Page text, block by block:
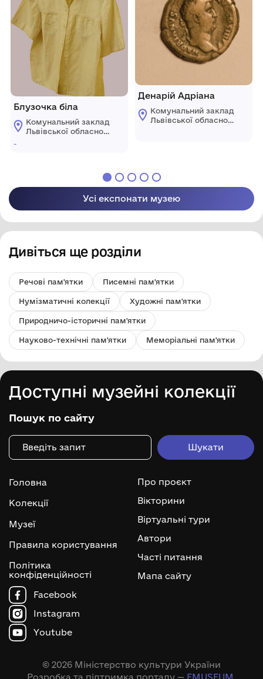
Блузочка біла
Комунальний заклад
Львівської обласної
-
Денарій Адріана
Комунальний заклад
Львівської обласної
Усі експонати музею
Дивіться ще розділи
Речові пам'ятки Писемні пам'ятки
Нумізматичні колекції Художні пам'ятки
Природничо-історичні пам'ятки
Науково-технічні пам'ятки Меморіальні пам'ятки
Доступні музейні колекції
Пошук по сайту
Головна
Колекції
Музеї
Правила користування
Політика
конфіденційності
Про проєкт
Вікторини
Віртуальні тури
Автори
Часті питання
Мапа сайту
Facebook
Instagram
Youtube
© 2026 Міністерство культури України
Розробка та підтримка порталу — EMUSEUM